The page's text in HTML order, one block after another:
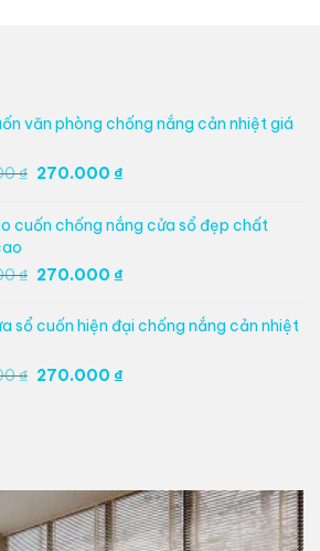
văn phòng chống nắng cản nhiệt giá
₫ Giá
là:
350.000 ₫.
270.000 ₫Giá
tại
là:
270.000 ₫.
cuốn chống nắng cửa sổ đẹp chất
₫ Giá
là:
350.000 ₫.
270.000 ₫Giá
tại
là:
270.000 ₫.
sổ cuốn hiện đại chống nắng cản nhiệt
₫ Giá
270.000 ₫Giá